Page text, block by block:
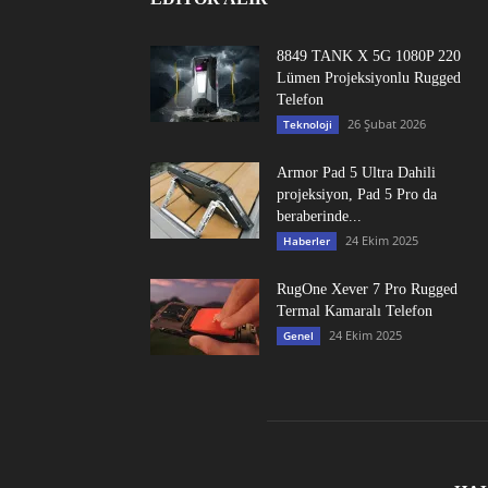
8849 TANK X 5G 1080P 220
Lümen Projeksiyonlu Rugged
Telefon
Teknoloji 26 Şubat 2026
Armor Pad 5 Ultra Dahili
projeksiyon, Pad 5 Pro da
beraberinde...
Haberler 24 Ekim 2025
RugOne Xever 7 Pro Rugged
Termal Kamaralı Telefon
Genel 24 Ekim 2025